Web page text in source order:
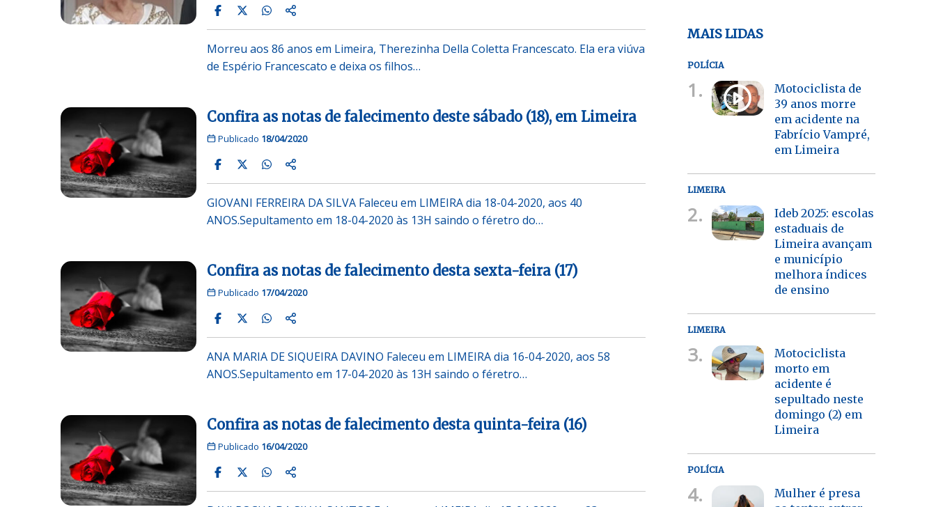
Morreu aos 86 anos em Limeira, Therezinha Della Coletta Francescato. Ela era viúva
de Espério Francescato e deixa os filhos…
Confira as notas de falecimento deste sábado (18), em Limeira
Publicado 18/04/2020
GIOVANI FERREIRA DA SILVA Faleceu em LIMEIRA dia 18-04-2020, aos 40
ANOS.Sepultamento em 18-04-2020 às 13H saindo o féretro do…
Confira as notas de falecimento desta sexta-feira (17)
Publicado 17/04/2020
ANA MARIA DE SIQUEIRA DAVINO Faleceu em LIMEIRA dia 16-04-2020, aos 58
ANOS.Sepultamento em 17-04-2020 às 13H saindo o féretro…
Confira as notas de falecimento desta quinta-feira (16)
Publicado 16/04/2020
MAIS LIDAS
POLÍCIA
1.
Motociclista de
39 anos morre
em acidente na
Fabrício Vampré,
em Limeira
LIMEIRA
2.
Ideb 2025: escolas
estaduais de
Limeira avançam
e município
melhora índices
de ensino
LIMEIRA
3.
Motociclista
morto em
acidente é
sepultado neste
domingo (2) em
Limeira
POLÍCIA
4.
Mulher é presa